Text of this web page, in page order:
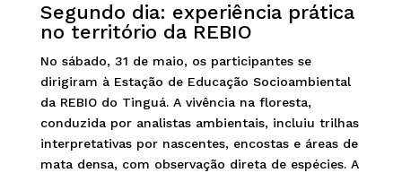
Segundo dia: experiência prática
no território da REBIO
No sábado, 31 de maio, os participantes se
dirigiram à Estação de Educação Socioambiental
da REBIO do Tinguá. A vivência na floresta,
conduzida por analistas ambientais, incluiu trilhas
interpretativas por nascentes, encostas e áreas de
mata densa, com observação direta de espécies. A